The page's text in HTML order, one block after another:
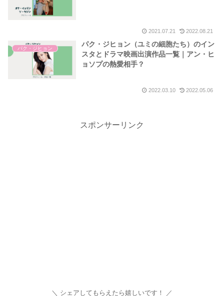
2021.07.21 2022.08.21
パク・ジヒョン
パク・ジヒョン（ユミの細胞たち）のイン
スタとドラマ映画出演作品一覧｜アン・ヒ
ョソプの熱愛相手？
2022.03.10 2022.05.06
スポンサーリンク
シェアしてもらえたら嬉しいです！